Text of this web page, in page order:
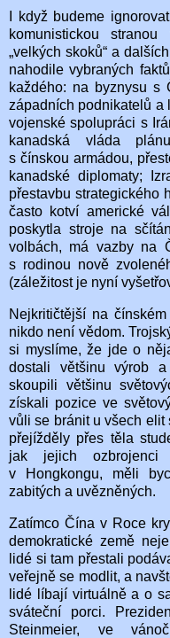
I když budeme
komunistickou
„velkých skoků“ a
nahodile vybraných
každého: na byznysu s
západních podnikatelů a
vojenské spolupráci s
kanadská vláda
s čínskou armádou,
kanadské diplomaty;
přestavbu strategického
často kotví americké
poskytla stroje na
volbách, má vazby na
s rodinou nově
(záležitost je nyní
Nejkritičtější na
nikdo není vědom.
si myslíme, že jde o
dostali většinu výrob
skoupili většinu
získali pozice ve
vůli se bránit u všech
přejížděly přes těla
jak jejich ozbrojenci
v Hongkongu, měli
zabitých a uvězněných.
Zatímco Čína v Roce
demokratické země
lidé si tam přestali
veřejně se modlit, a
lidé líbají virtuálně a o
sváteční porci.
Steinmeier, ve